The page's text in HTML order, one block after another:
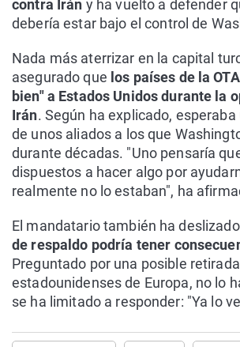
contra Irán y ha vuelto a defender
debería estar bajo el control de
Nada más aterrizar en la capital
asegurado que los países de la
bien" a Estados Unidos durante la
Irán. Según ha explicado,
de unos aliados a los que
durante décadas. "Uno pensaría
dispuestos a hacer algo por
realmente no lo estaban", ha
El mandatario también ha
de respaldo podría tener
Preguntado por una posible
estadounidenses de Europa, no lo
se ha limitado a responder: "Ya lo